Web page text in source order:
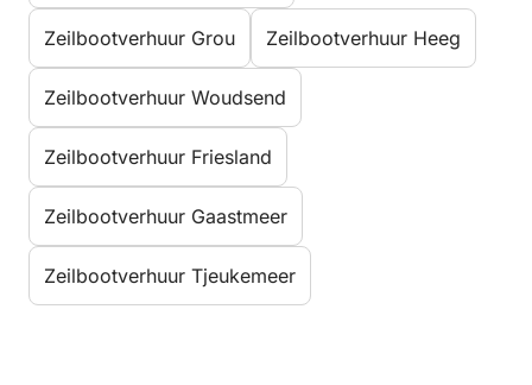
Zeilbootverhuur Grou Zeilbootverhuur Heeg
Zeilbootverhuur Woudsend
Zeilbootverhuur Friesland
Zeilbootverhuur Gaastmeer
Zeilbootverhuur Tjeukemeer